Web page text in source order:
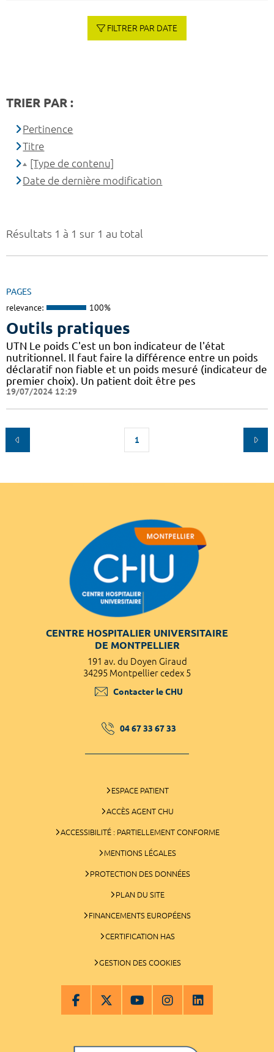
Résultats 1 à 1 sur 1 au total
PAGES
relevance: 100%
Outils pratiques
UTN Le poids C'est un bon indicateur de l'état
nutritionnel. Il faut faire la différence entre un poids
déclaratif non fiable et un poids mesuré (indicateur de
premier choix). Un patient doit être pes
19/07/2024 12:29
1
FILTRER PAR DATE
TRIER PAR :
Pertinence
Titre
[Type de contenu]
Date de dernière modification
CENTRE HOSPITALIER UNIVERSITAIRE
DE MONTPELLIER
191 av. du Doyen Giraud
34295 Montpellier cedex 5
Contacter le CHU
04 67 33 67 33
ESPACE PATIENT
ACCÈS AGENT CHU
ACCESSIBILITÉ : PARTIELLEMENT CONFORME
MENTIONS LÉGALES
PROTECTION DES DONNÉES
PLAN DU SITE
FINANCEMENTS EUROPÉENS
CERTIFICATION HAS
GESTION DES COOKIES